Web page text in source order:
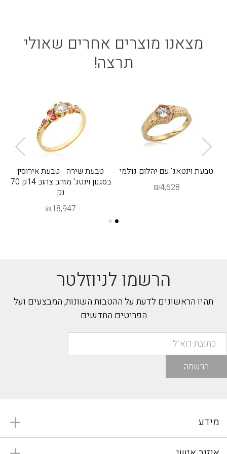
מצאנו מוצרים אחרים שאולי
תרצה!
טבעת וינטאג' עם יהלום גולמי
₪4,628
טבעת שירה - טבעת אירוסין
בסגנון וינטג' מזהב צהוב 14ק 70
נק
₪18,947
הרשמו לניוזלטר
תהיו הראשונים לדעת על ההטבות השונות, המבצעים ועל
הפריטים החדשים
הרשמה
מידע